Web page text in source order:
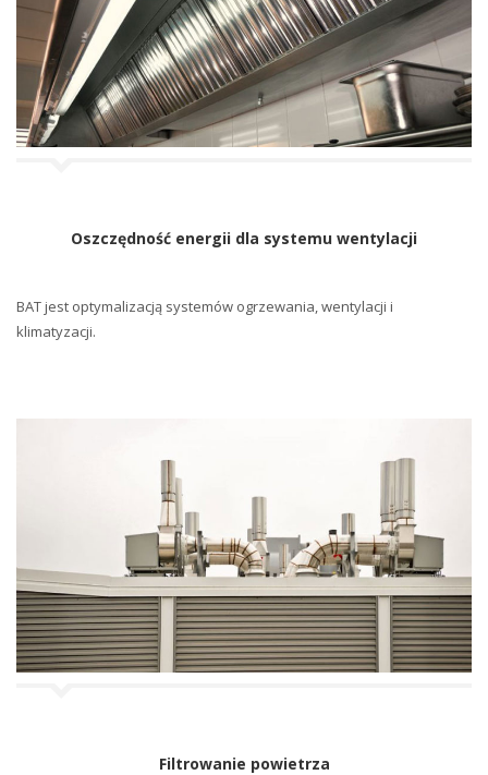
i
Oszczędność energii dla systemu wentylacji
BAT jest optymalizacją systemów ogrzewania, wentylacji i
klimatyzacji.
Filtrowanie powietrza